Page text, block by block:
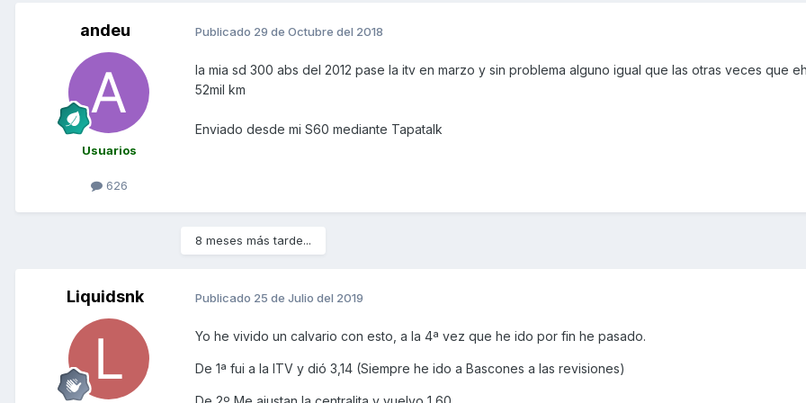
andeu
Usuarios
626
Publicado 29 de Octubre del 2018
la mia sd 300 abs del 2012 pase la itv en marzo y sin problema alguno igual que las otras veces que
52mil km
Enviado desde mi S60 mediante Tapatalk
8 meses más tarde...
Liquidsnk Publicado 25 de Julio del 2019
Yo he vivido un calvario con esto, a la 4ª vez que he ido por fin he pasado.
De 1ª fui a la ITV y dió 3,14 (Siempre he ido a Bascones a las revisiones)